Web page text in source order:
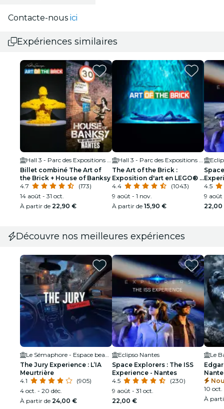
Contacte-nous ici
Expériences similaires
Billet combiné The Art of
the Brick + House of Banksy
4.7
(173)
14 août - 31 oct.
À partir de 22,90 €
The Art of the Brick :
Exposition d'art en LEGO® à
Nantes
4.4
(1043)
9 août - 1 nov.
À partir de 15,90 €
4.5
9 août
22,00
Découvre nos meilleures expériences
The Jury Experience : L’IA
Meurtrière
4.1
(905)
4 oct. - 20 déc.
À partir de 24,00 €
Eclipso Nantes
Space Explorers : The ISS
Experience - Nantes
4.5
(230)
9 août - 31 oct.
22,00 €
Le
10 oct.
À